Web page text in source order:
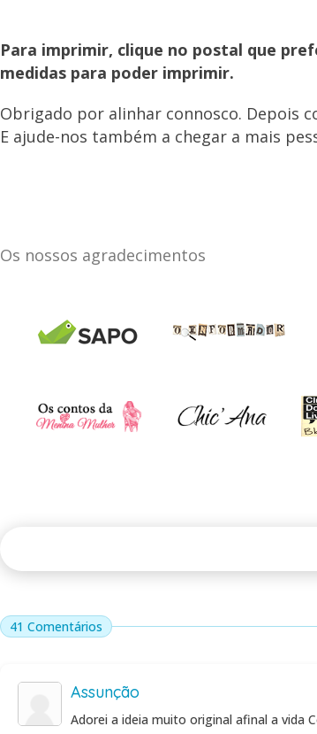
Para imprimir, clique no postal que
medidas para poder imprimir.
Obrigado por alinhar connosco. Depois
E ajude-nos também a chegar a mais
Os nossos agradecimentos
41 Comentários
Assunção
Adorei a ideia muito original afinal a vida